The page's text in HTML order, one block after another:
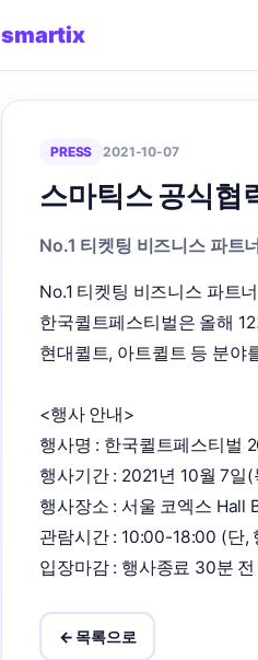
smartix
PRESS 2021-10-07
스마틱스 공식협
No.1 티켓팅 비즈니스 파트
No.1 티켓팅 비즈니스 파트
한국퀼트페스티벌은 올해
현대퀼트, 아트퀼트 등 분야
<행사 안내>
행사명 : 한국퀼트페스티벌
행사기간 : 2021년 10월 7일
행사장소 : 서울 코엑스 Hall
관람시간 : 10:00-18:00 (단,
입장마감 : 행사종료 30분
← 목록으로